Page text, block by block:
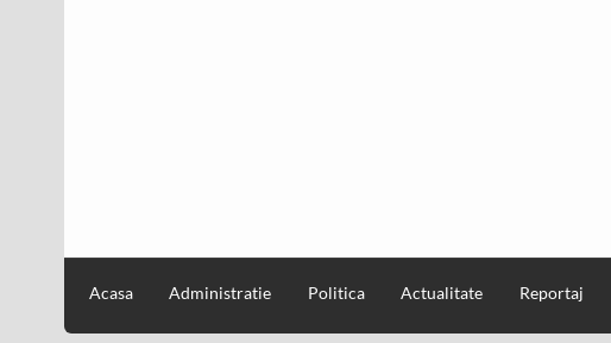
Acasa Administratie Politica Actualitate Reportaj